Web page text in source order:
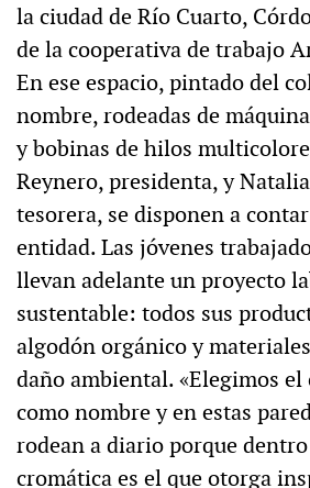
la ciudad de Río Cuarto,
de la cooperativa de trabajo
En ese espacio, pintado del
nombre, rodeadas de
y bobinas de hilos
Reynero, presidenta, y
tesorera, se disponen a
entidad. Las jóvenes
llevan adelante un proyecto
sustentable: todos sus
algodón orgánico y
daño ambiental. «Elegimos
como nombre y en estas
rodean a diario porque
cromática es el que otorga